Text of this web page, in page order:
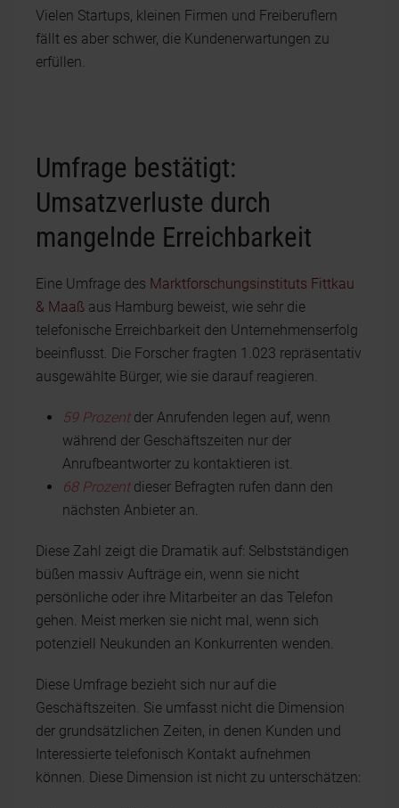
Vielen Startups, kleinen Firmen und Freiberuflern
fällt es aber schwer, die Kundenerwartungen zu
erfüllen.
Umfrage bestätigt:
Umsatzverluste durch
mangelnde Erreichbarkeit
Eine Umfrage des Marktforschungsinstituts Fittkau
& Maaß aus Hamburg beweist, wie sehr die
telefonische Erreichbarkeit den Unternehmenserfolg
beeinflusst. Die Forscher fragten 1.023 repräsentativ
ausgewählte Bürger, wie sie darauf reagieren.
59 Prozent der Anrufenden legen auf, wenn
während der Geschäftszeiten nur der
Anrufbeantworter zu kontaktieren ist.
68 Prozent dieser Befragten rufen dann den
nächsten Anbieter an.
Diese Zahl zeigt die Dramatik auf: Selbstständigen
büßen massiv Aufträge ein, wenn sie nicht
persönliche oder ihre Mitarbeiter an das Telefon
gehen. Meist merken sie nicht mal, wenn sich
potenziell Neukunden an Konkurrenten wenden.
Diese Umfrage bezieht sich nur auf die
Geschäftszeiten. Sie umfasst nicht die Dimension
der grundsätzlichen Zeiten, in denen Kunden und
Interessierte telefonisch Kontakt aufnehmen
können. Diese Dimension ist nicht zu unterschätzen: